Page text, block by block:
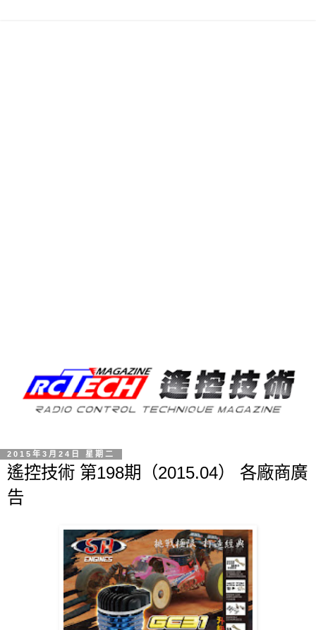
2015年3月24日 星期二
遙控技術 第198期（2015.04） 各廠商廣
告